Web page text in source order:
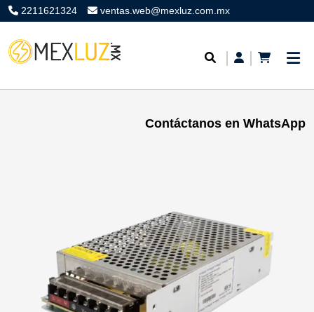
2211621324 ventas.web@mexluz.com.mx
Contáctanos en WhatsApp